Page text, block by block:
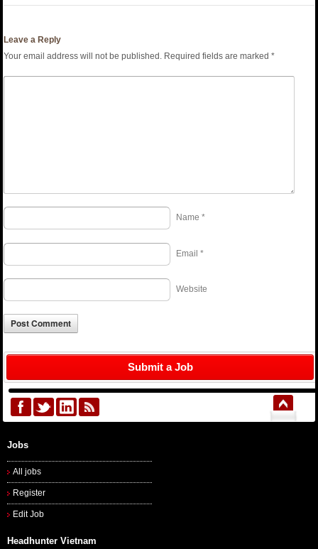
Leave a Reply
Your email address will not be published. Required fields are marked*
Name *
Email *
Website
Submit a Job
Jobs
All jobs
Register
Edit Job
Headhunter Vietnam